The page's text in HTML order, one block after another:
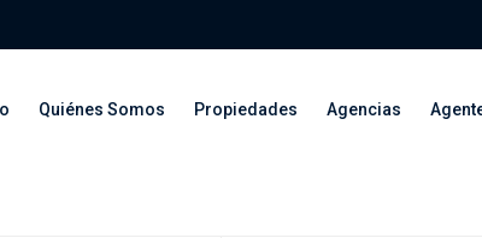
Quiénes Somos Propiedades Agencias